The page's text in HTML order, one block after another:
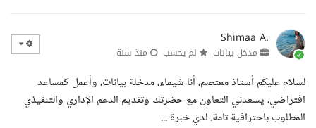
Shimaa A.
مدخل بيانات لم يحسب منذ سنة
لسلام عليكم أستاذ معتصم، أنا شيماء، مدخلة بيانات، وأعمل كمساعد
افتراضي، يسعدني التعاون مع حضرتك وتقديم الدعم الإداري والتنفيذي
المطلوب باحترافية تامة. لدي خبرة ...